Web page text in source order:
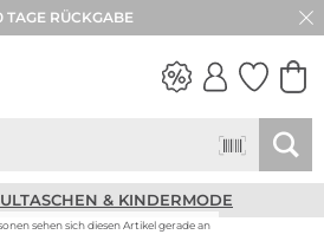
TAGE RÜCKGABE
& KINDERMODE
sehen sich diesen Artikel gerade an